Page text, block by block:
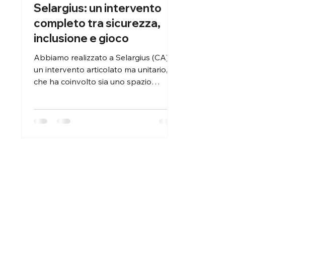
Selargius: un intervento
completo tra sicurezza,
inclusione e gioco
Abbiamo realizzato a Selargius (CA)
un intervento articolato ma unitario,
che ha coinvolto sia uno spazio